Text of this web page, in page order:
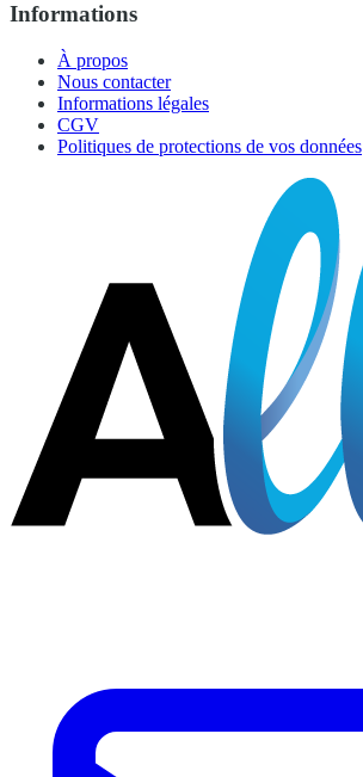
Informations
À propos
Nous contacter
Informations légales
CGV
Politiques de protections de vos données